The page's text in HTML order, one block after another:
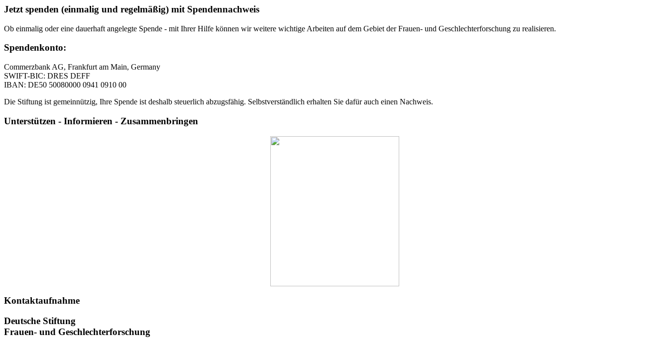
Jetzt spenden (einmalig und regelmäßig) mit Spendennachweis
Ob einmalig oder eine dauerhaft angelegte Spende - mit Ihrer Hilfe können wir weitere wichtige Arbeiten auf dem Gebiet der Frauen- und Geschlechterforschung zu realisieren.
Spendenkonto:
Commerzbank AG, Frankfurt am Main, Germany
SWIFT-BIC: DRES DEFF
IBAN: DE50 50080000 0941 0910 00
Die Stiftung ist gemeinnützig, Ihre Spende ist deshalb steuerlich abzugsfähig. Selbstverständlich erhalten Sie dafür auch einen Nachweis.
Unterstützen - Informieren - Zusammenbringen
Kontaktaufnahme
Deutsche Stiftung
Frauen- und Geschlechterforschung